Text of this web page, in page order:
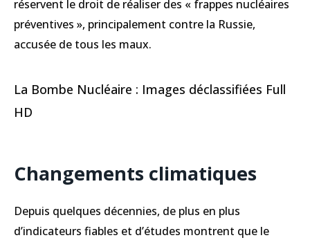
réservent le droit de réaliser des « frappes nucléaires
préventives », principalement contre la Russie,
accusée de tous les maux.
La Bombe Nucléaire : Images déclassifiées Full
HD
Changements climatiques
Depuis quelques décennies, de plus en plus
d’indicateurs fiables et d’études montrent que le